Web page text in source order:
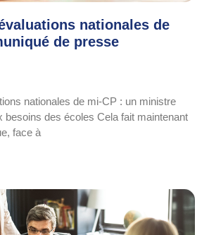
nationales de
de presse
nationales de mi-CP : un ministre
besoins des écoles Cela fait maintenant
face à